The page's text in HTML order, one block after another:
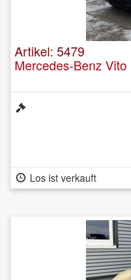
Artikel: 5479
Mercedes-Benz
Los ist verkauft